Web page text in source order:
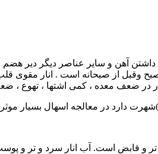
آهن و سایر عناصر دیگر دیر هضم
از صبحانه است . انار مقوی قلب
در ضعف معده ، کمی اشتها ،
دارد در معالجه اسهال
تر و قابض است. آب انار سرد و تر و